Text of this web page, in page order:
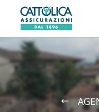
Generali logo